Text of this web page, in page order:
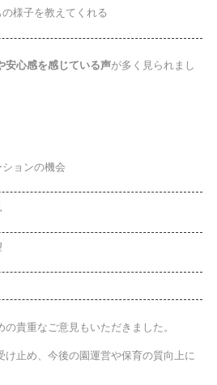
様子を教えてくれる
安心感を感じている声が多く見られまし
ョンの機会
貴重なご意見もいただきました。
け止め、今後の園運営や保育の質向上に